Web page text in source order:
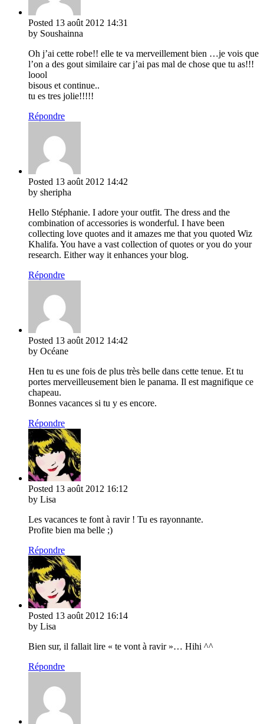
Posted 13 août 2012 14:31
by Soushainna
Oh j’ai cette robe!! elle te va merveillement bien …je vois que
l’on a des gout similaire car j’ai pas mal de chose que tu as!!!
loool
bisous et continue..
tu es tres jolie!!!!!
Répondre
Posted 13 août 2012 14:42
by sheripha
Hello Stéphanie. I adore your outfit. The dress and the
combination of accessories is wonderful. I have been
collecting love quotes and it amazes me that you quoted Wiz
Khalifa. You have a vast collection of quotes or you do your
research. Either way it enhances your blog.
Répondre
Posted 13 août 2012 14:42
by Océane
Hen tu es une fois de plus très belle dans cette tenue. Et tu
portes merveilleusement bien le panama. Il est magnifique ce
chapeau.
Bonnes vacances si tu y es encore.
Répondre
Posted 13 août 2012 16:12
by Lisa
Les vacances te font à ravir ! Tu es rayonnante.
Profite bien ma belle ;)
Répondre
Posted 13 août 2012 16:14
by Lisa
Bien sur, il fallait lire « te vont à ravir »… Hihi ^^
Répondre